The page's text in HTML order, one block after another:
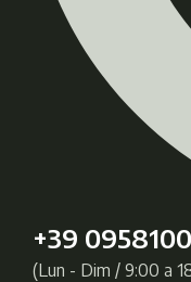
+39
(Lun - Dim / 9:00 a